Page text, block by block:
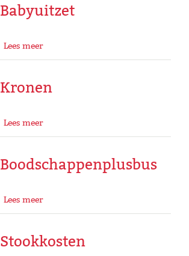
Babyuitzet
Lees meer
Kronen
Lees meer
Boodschappenplusbus
Lees meer
Stookkosten